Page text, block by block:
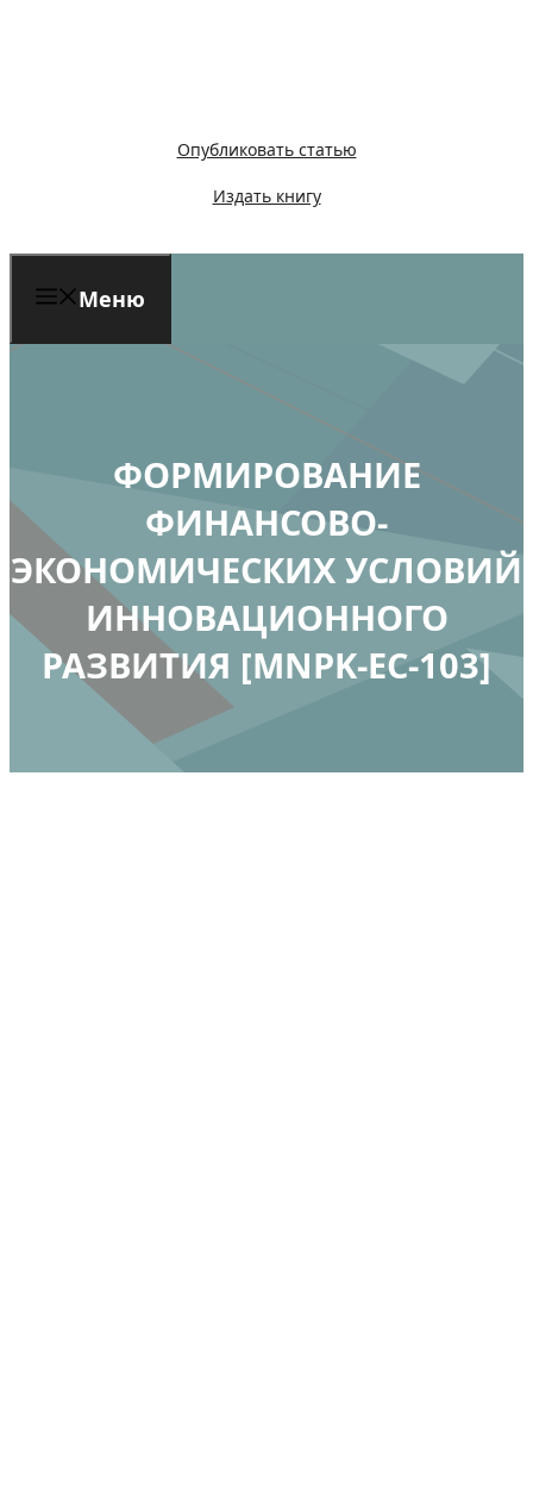
Опубликовать статью
Издать книгу
Меню
ФОРМИРОВАНИЕ
ФИНАНСОВО-
ЭКОНОМИЧЕСКИХ УСЛОВИЙ
ИННОВАЦИОННОГО
РАЗВИТИЯ [MNPK-EC-103]